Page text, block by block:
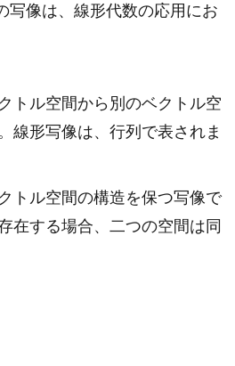
写像は、線形代数の応用にお
トル空間から別のベクトル空
線形写像は、行列で表されま
トル空間の構造を保つ写像で
在する場合、二つの空間は同